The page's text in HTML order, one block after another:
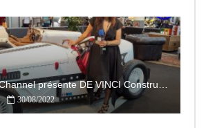
30/08/2022